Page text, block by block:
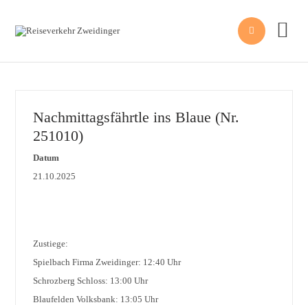


Nachmittagsfährtle ins Blaue (Nr.
251010)
Datum
21.10.2025
Zustiege:
Spielbach Firma Zweidinger: 12:40 Uhr
Schrozberg Schloss: 13:00 Uhr
Blaufelden Volksbank: 13:05 Uhr